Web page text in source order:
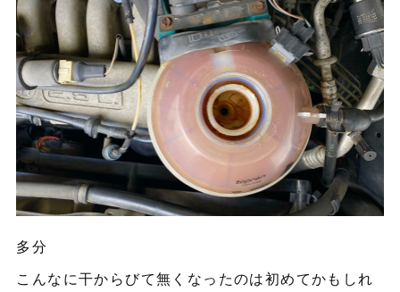
多分
こんなに干からびて無くなったのは初めてかもしれ